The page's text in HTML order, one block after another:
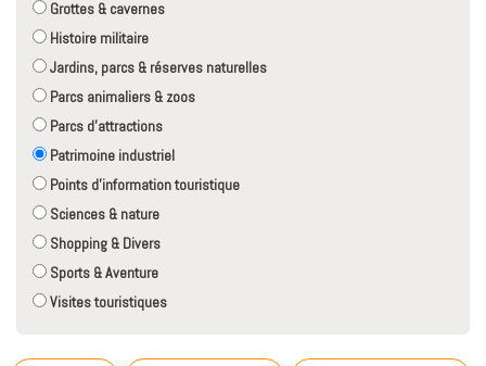
Grottes & cavernes
Histoire militaire
Jardins, parcs & réserves naturelles
Parcs animaliers & zoos
Parcs d'attractions
Patrimoine industriel
Points d'information touristique
Sciences & nature
Shopping & Divers
Sports & Aventure
Visites touristiques